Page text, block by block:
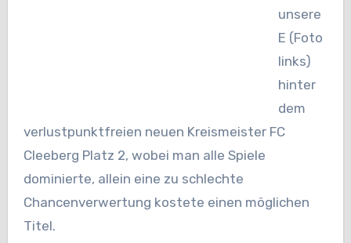
unsere
E (Foto
links)
hinter
dem
verlustpunktfreien neuen Kreismeister FC
Cleeberg Platz 2, wobei man alle Spiele
dominierte, allein eine zu schlechte
Chancenverwertung kostete einen möglichen
Titel.